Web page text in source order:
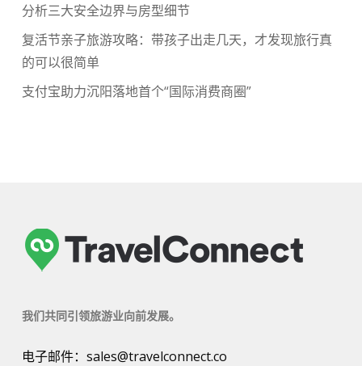
分析三大安全边界与房型细节
复活节亲子旅游攻略：带孩子出走几天，才发现旅行真
的可以很简单
支付宝助力沉阳落地首个“国际消费商圈”
我们共同引领旅游业向前发展。
电子邮件： sales@travelconnect.co